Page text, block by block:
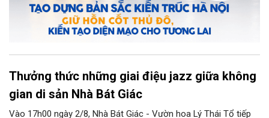
Thưởng thức những giai điệu jazz giữa không
gian di sản Nhà Bát Giác
Vào 17h00 ngày 2/8, Nhà Bát Giác - Vườn hoa Lý Thái Tổ tiếp